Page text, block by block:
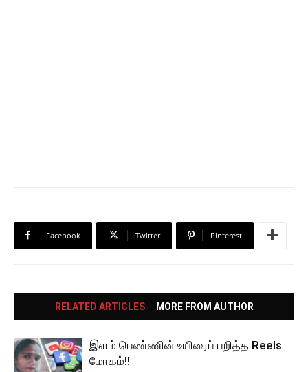
Facebook Twitter Pinterest
RELATED ARTICLES MORE FROM AUTHOR
இளம் பெண்ணின் உயிரைப் பறித்த Reels
மோகம்!!